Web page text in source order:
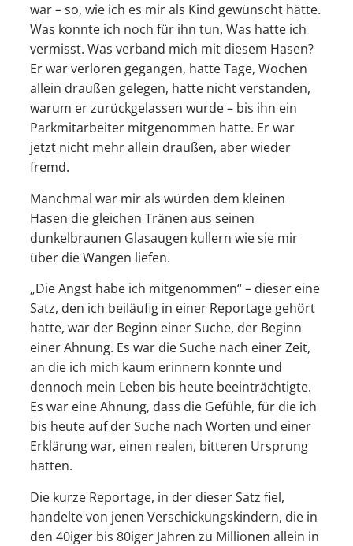
war – so, wie ich es mir als Kind gewünscht hätte.
Was konnte ich noch für ihn tun. Was hatte ich
vermisst. Was verband mich mit diesem Hasen?
Er war verloren gegangen, hatte Tage, Wochen
allein draußen gelegen, hatte nicht verstanden,
warum er zurückgelassen wurde – bis ihn ein
Parkmitarbeiter mitgenommen hatte. Er war
jetzt nicht mehr allein draußen, aber wieder
fremd.
Manchmal war mir als würden dem kleinen
Hasen die gleichen Tränen aus seinen
dunkelbraunen Glasaugen kullern wie sie mir
über die Wangen liefen.
„Die Angst habe ich mitgenommen“ – dieser eine
Satz, den ich beiläufig in einer Reportage gehört
hatte, war der Beginn einer Suche, der Beginn
einer Ahnung. Es war die Suche nach einer Zeit,
an die ich mich kaum erinnern konnte und
dennoch mein Leben bis heute beeinträchtigte.
Es war eine Ahnung, dass die Gefühle, für die ich
bis heute auf der Suche nach Worten und einer
Erklärung war, einen realen, bitteren Ursprung
hatten.
Die kurze Reportage, in der dieser Satz fiel,
handelte von jenen Verschickungskindern, die in
den 40iger bis 80iger Jahren zu Millionen allein in